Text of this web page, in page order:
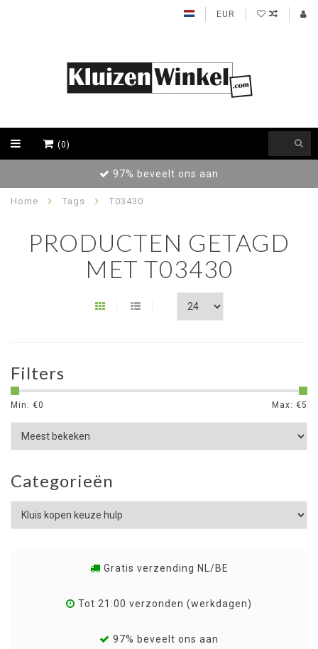
EUR
(0)
97% beveelt ons aan
Home Tags T03430
PRODUCTEN GETAGD
MET T03430
Filters
Min: €0 Max: €5
Categorieën
Gratis verzending NL/BE
Tot 21:00 verzonden (werkdagen)
97% beveelt ons aan